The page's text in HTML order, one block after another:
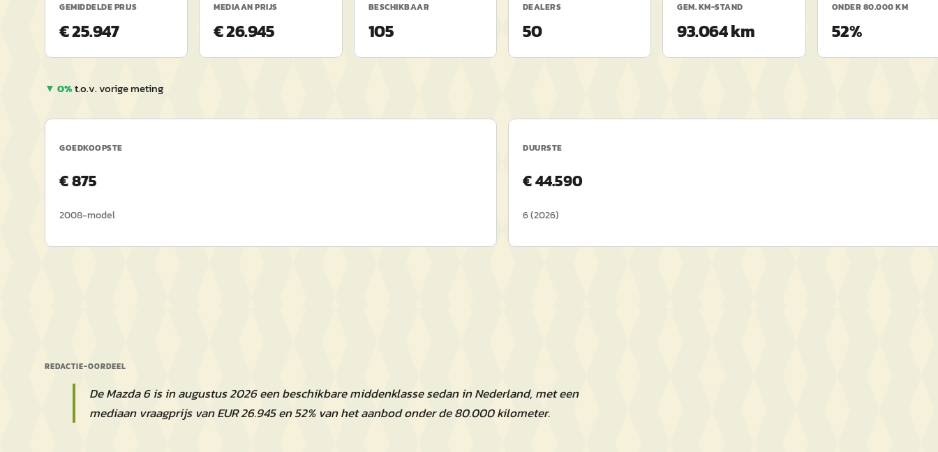
GEMIDDELDE PRIJS
€ 25.947
MEDIAAN PRIJS
€ 26.945
BESCHIKBAAR
105
DEALERS
50
GEM. KM-STAND
93.064 km
ONDER 80.000 KM
52%
▼ 0%t.o.v. vorige meting
GOEDKOOPSTE
€875
2008-model
DUURSTE
€44.590
6(2026)
REDACTIE-OORDEEL
De Mazda 6 is in augustus 2026 een beschikbare middenklasse sedan in Nederland, met een
mediaan vraagprijs van EUR 26.945 en 52% van het aanbod onder de 80.000 kilometer.